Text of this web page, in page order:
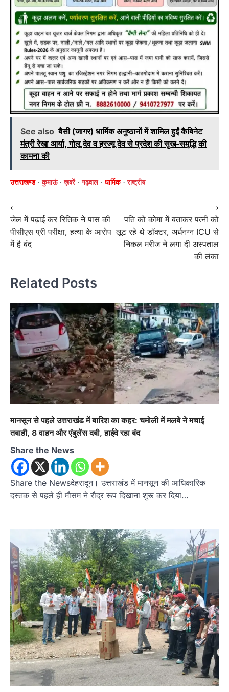
See also बैसी (जागर) धार्मिक अनुष्ठानों में शामिल हुईं कैबिनेट
मंत्री रेखा आर्या, गोलू देव व हरज्यू देव से प्रदेश की सुख-समृद्धि की
कामना की
उत्तराखण्ड कुमाऊं ख़बरें गढ़वाल धार्मिक राष्ट्रीय
Post
navigation
⟵
जेल में पढ़ाई कर रितिक ने पास की
पीसीएस प्री परीक्षा, हत्या के आरोप
में है बंद
पति को कोमा में बताकर पत्नी को
लूट रहे थे डॉक्टर, अर्धनग्न ICU से
निकल मरीज ने लगा दी अस्पताल
की लंका
⟶
Related Posts
मानसून से पहले उत्तराखंड में बारिश का कहर: चमोली में मलबे ने मचाई
तबाही, 8 वाहन और एंबुलेंस दबी, हाईवे रहा बंद
Share the News
Share the Newsदेहरादून। उत्तराखंड में मानसून की आधिकारिक
दस्तक से पहले ही मौसम ने रौद्र रूप दिखाना शुरू कर दिया…
2
अल्मोड़ा उत्तराखण्ड कुमाऊं ख़बरें
रानीखेत में शिक्षा-स्वास्थ्य व्यवस्था पर फूटा
कांग्रेस का गुस्सा, मंत्री और सरकार का पुतला
फूंका
Admin August 6, 2026
भतरोजखान में कांग्रेस का प्रदर्शन, स्वास्थ्य मंत्री व शिक्षा
मंत्री का फूंका पुतला 'विद्यालयों में…
अल्मोड़ा उत्तराखण्ड कुमाऊं ख़बरें
रानीखेत में युवा कांग्रेस की जिला बैठक, 8